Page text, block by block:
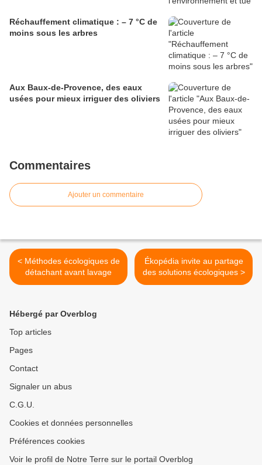
Réchauffement climatique : – 7 °C de
moins sous les arbres
Aux Baux-de-Provence, des eaux
usées pour mieux irriguer des oliviers
Commentaires
Ajouter un commentaire
< Méthodes écologiques de
détachant avant lavage
Ékopédia invite au partage
des solutions écologiques >
Hébergé par Overblog
Top articles
Pages
Contact
Signaler un abus
C.G.U.
Cookies et données personnelles
Préférences cookies
Voir le profil de Notre Terre sur le portail Overblog